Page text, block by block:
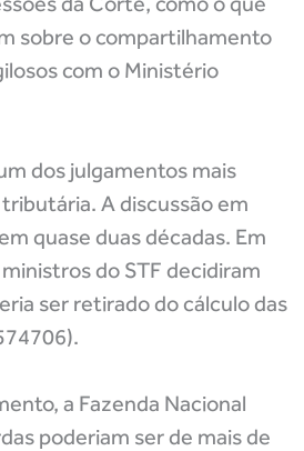
sobre o compartilhamento
com o Ministério
dos julgamentos mais
A discussão em
quase duas décadas. Em
do STF decidiram
ser retirado do cálculo das
a Fazenda Nacional
poderiam ser de mais de